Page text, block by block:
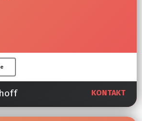
KONTAKT